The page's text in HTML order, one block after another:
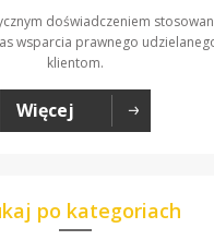
doświadczeniem
wsparcia prawnego
klientom.
Więcej
po kategoriach